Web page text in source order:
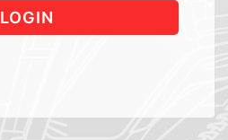
LOGIN